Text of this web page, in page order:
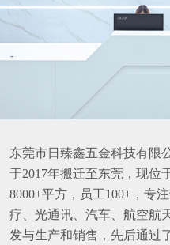
东莞市日臻鑫五金科技有限
于2017年搬迁至东莞，现位
8000+平方，员工100+，专
疗、光通讯、汽车、航空航
发与生产和销售，先后通过